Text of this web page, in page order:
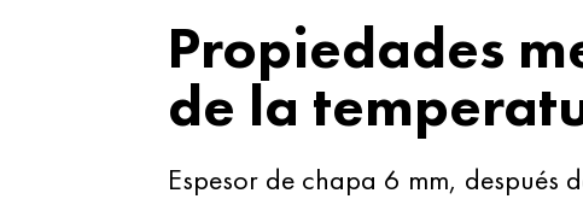
Propiedades
de la
Espesor de chapa 6 mm, después